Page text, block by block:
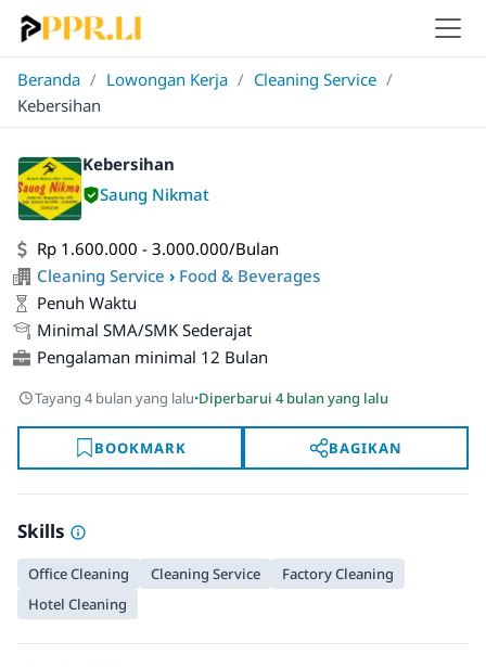
Beranda / Lowongan Kerja / Cleaning Service /
Kebersihan
Kebersihan
Saung Nikmat
Rp 1.600.000 - 3.000.000/Bulan
Cleaning Service › Food & Beverages
Penuh Waktu
Minimal SMA/SMK Sederajat
Pengalaman minimal 12 Bulan
Tayang 4 bulan yang lalu·Diperbarui 4 bulan yang lalu
BOOKMARK BAGIKAN
Skills
Office Cleaning Cleaning Service
Factory Cleaning
Hotel Cleaning